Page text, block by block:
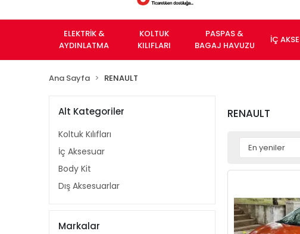
ELEKTRİK &
AYDINLATMA
KOLTUK
KILIFLARI
PASPAS &
BAGAJ HAVUZU
İÇ
Ana Sayfa RENAULT
Alt Kategoriler
Koltuk Kılıfları
İç Aksesuar
Body Kit
Dış Aksesuarlar
Markalar
RENAULT